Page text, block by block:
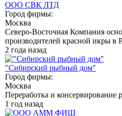
ООО СВК ЛТД
Город фирмы:
Москва
Северо-Восточная Компания
производителей красной икры в
2 года назад
"Сибирский рыбный дом"
Город фирмы:
Москва
Переработка и
1 год назад